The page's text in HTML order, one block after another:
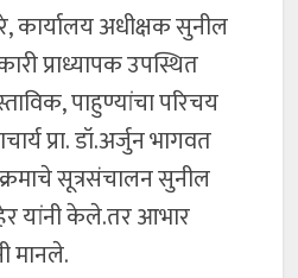
कार्यालय अधीक्षक सुनील
प्राध्यापक उपस्थित
पाहुण्यांचा परिचय
प्रा. डॉ.अर्जुन भागवत
सूत्रसंचालन सुनील
यांनी केले.तर आभार
मानले.